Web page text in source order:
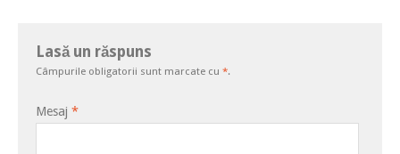
Lasă un răspuns
Câmpurile obligatorii sunt marcate cu *.
Mesaj *